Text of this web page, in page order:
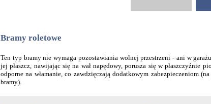
Bramy roletowe
Ten typ bramy nie wymaga pozostawiania wolnej przestrzeni - ani w
jej płaszcz, nawijając się na wał napędowy, porusza się w
odporne na włamanie, co zawdzięczają dodatkowym zabezpieczeniom
bramy).